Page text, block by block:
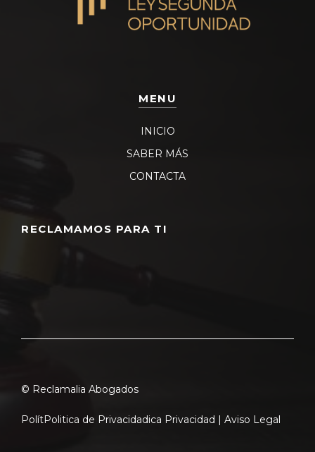
MENU
INICIO
SABER MÁS
CONTACTA
RECLAMAMOS PARA TI
© Reclamalia Abogados
PolítPolitica de Privacidadica Privacidad | Aviso Legal